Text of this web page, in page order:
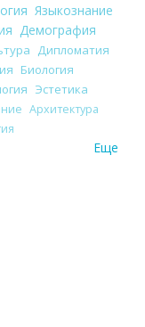
Языкознание
Демография
Дипломатия
Биология
Эстетика
Архитектура
Еще